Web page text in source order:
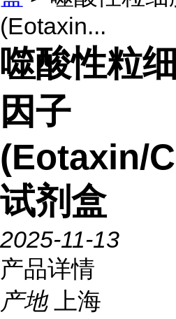
(Eotaxin...
噬酸性粒
因子
(Eotaxin/
试剂盒
2025-11-13
产品详情
产地
上海